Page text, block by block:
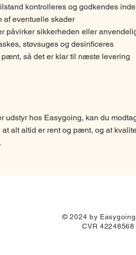
kontrolleres og godkendes
af eventuelle skader
påvirker sikkerheden eller
støvsuges og desinficeres
så det er klar til næste levering
udstyr hos Easygoing, kan du
at alt altid er rent og pænt, og at
© 2024 by Easygoing
CVR 42248568